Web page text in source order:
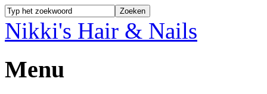
Nikki's Hair & Nails
Menu